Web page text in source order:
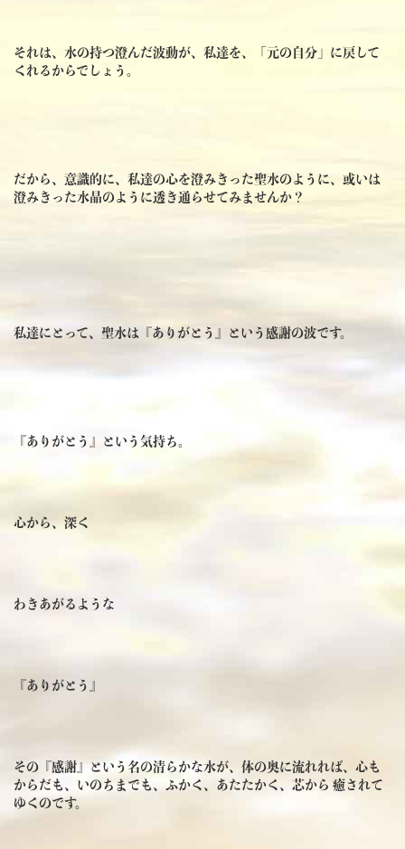
それは、水の持つ澄んだ波動が、私達を、「元の自分」に戻して
くれるからでしょう。
だから、意識的に、私達の心を澄みきった聖水のように、或いは
澄みきった水晶のように透き通らせてみませんか？
私達にとって、聖水は『ありがとう』という感謝の波です。
『ありがとう』という気持ち。
心から、深く
わきあがるような
『ありがとう』
その『感謝』という名の清らかな水が、体の奥に流れれば、心も
からだも、いのちまでも、ふかく、あたたかく、芯から 癒されて
ゆくのです。